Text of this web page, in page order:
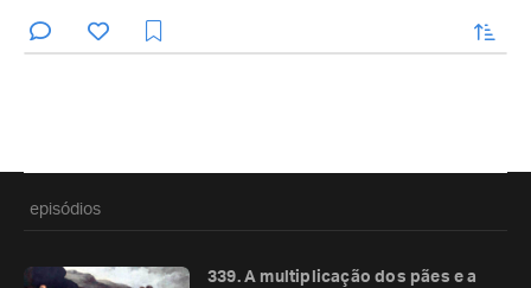
enviar
episódios
339. A multiplicação dos pães e a